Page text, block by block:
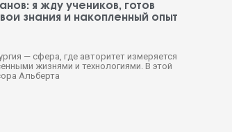
я жду учеников, готов
знания и накопленный опыт
— сфера, где авторитет измеряется
жизнями и технологиями. В этой
Альберта